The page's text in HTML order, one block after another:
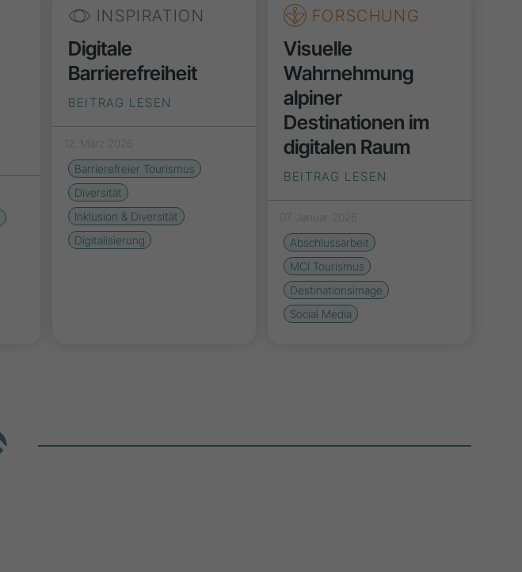
INSPIRATION
Digitale
Barrierefreiheit
BEITRAG LESEN
12. März 2026
Barrierefreier Tourismus
Diversität
Inklusion & Diversität
Digitalisierung
FORSCHUNG
Visuelle
Wahrnehmung
alpiner
Destinationen im
digitalen Raum
BEITRAG LESEN
07. Januar 2026
Abschlussarbeit
MCI Tourismus
Destinationsimage
Social Media